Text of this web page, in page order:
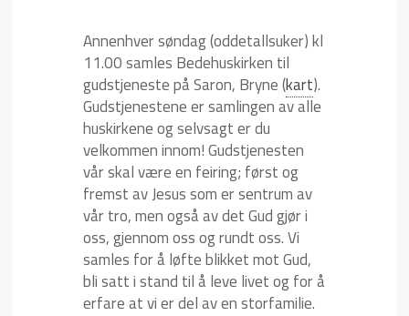
Annenhver søndag (oddetallsuker) kl
11.00 samles Bedehuskirken til
gudstjeneste på Saron, Bryne (kart).
Gudstjenestene er samlingen av alle
huskirkene og selvsagt er du
velkommen innom! Gudstjenesten
vår skal være en feiring; først og
fremst av Jesus som er sentrum av
vår tro, men også av det Gud gjør i
oss, gjennom oss og rundt oss. Vi
samles for å løfte blikket mot Gud,
bli satt i stand til å leve livet og for å
erfare at vi er del av en storfamilie.